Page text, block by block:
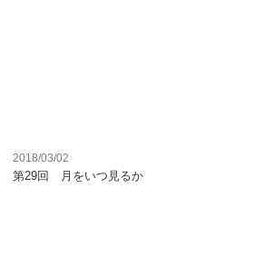
2018/03/02
第29回 月をいつ見るか